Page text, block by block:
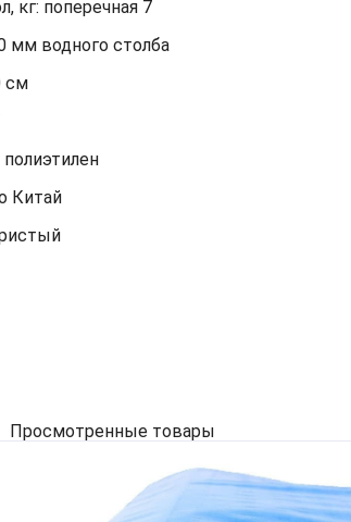
кг: поперечная 7
мм водного столба
см
Китай
Просмотренные товары